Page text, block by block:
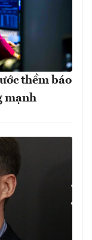
thềm báo
mạnh